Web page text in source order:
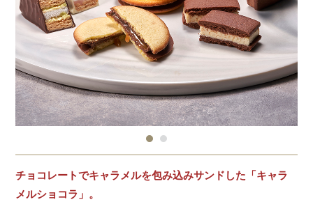
チョコレートでキャラメルを包み込みサンドした「キャラ
メルショコラ」。